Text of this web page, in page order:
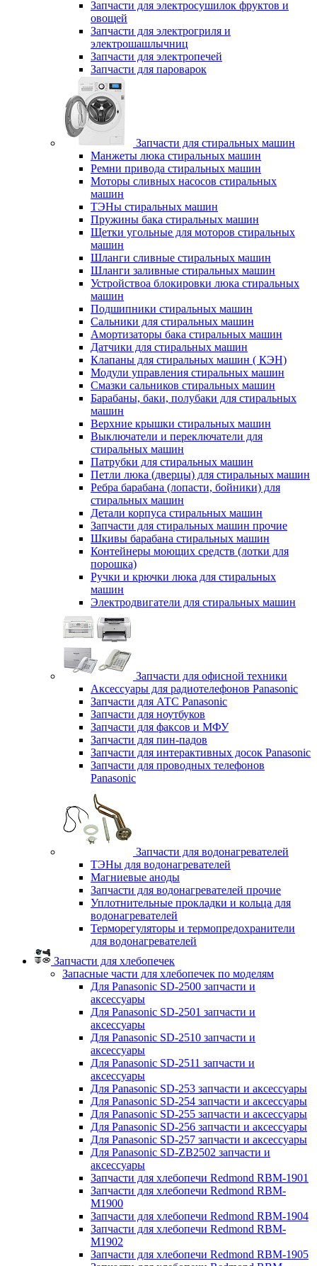
Запчасти для электросушилок фруктов и
овощей
Запчасти для электрогриля и
электрошашлычниц
Запчасти для электропечей
Запчасти для пароварок
Запчасти для стиральных машин
Манжеты люка стиральных машин
Ремни привода стиральных машин
Моторы сливных насосов стиральных
машин
ТЭНы стиральных машин
Пружины бака стиральных машин
Щетки угольные для моторов стиральных
машин
Шланги сливные стиральных машин
Шланги заливные стиральных машин
Устройствоа блокировки люка стиральных
машин
Подшипники стиральных машин
Сальники для стиральных машин
Амортизаторы бака стиральных машин
Датчики для стиральных машин
Клапаны для стиральных машин ( КЭН)
Модули управления стиральных машин
Смазки сальников стиральных машин
Барабаны, баки, полубаки для стиральных
машин
Верхние крышки стиральных машин
Выключатели и переключатели для
стиральных машин
Патрубки для стиральных машин
Петли люка (дверцы) для стиральных машин
Ребра барабана (лопасти, бойники) для
стиральных машин
Детали корпуса стиральных машин
Запчасти для стиральных машин прочие
Шкивы барабана стиральных машин
Контейнеры моющих средств (лотки для
порошка)
Ручки и крючки люка для стиральных
машин
Электродвигатели для стиральных машин
Запчасти для офисной техники
Аксессуары для радиотелефонов Panasonic
Запчасти для АТС Panasonic
Запчасти для ноутбуков
Запчасти для факсов и МФУ
Запчасти для пин-падов
Запчасти для интерактивных досок Panasonic
Запчасти для проводных телефонов
Panasonic
Запчасти для водонагревателей
ТЭНы для водонагревателей
Магниевые аноды
Запчасти для водонагревателей прочие
Уплотнительные прокладки и кольца для
водонагревателей
Терморегуляторы и термопредохранители
для водонагревателей
Запчасти для хлебопечек
Запасные части для хлебопечек по моделям
Для Panasonic SD-2500 запчасти и
аксессуары
Для Panasonic SD-2501 запчасти и
аксессуары
Для Panasonic SD-2510 запчасти и
аксессуары
Для Panasonic SD-2511 запчасти и
аксессуары
Для Panasonic SD-253 запчасти и аксессуары
Для Panasonic SD-254 запчасти и аксессуары
Для Panasonic SD-255 запчасти и аксессуары
Для Panasonic SD-256 запчасти и аксессуары
Для Panasonic SD-257 запчасти и аксессуары
Для Panasonic SD-ZB2502 запчасти и
аксессуары
Запчасти для хлебопечи Redmond RBM-1901
Запчасти для хлебопечи Redmond RBM-
M1900
Запчасти для хлебопечи Redmond RBM-1904
Запчасти для хлебопечи Redmond RBM-
M1902
Запчасти для хлебопечи Redmond RBM-1905